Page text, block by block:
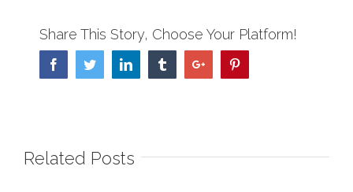
Share This Story, Choose Your Platform!
FacebookTwitterLinkedin TumblrGoogle+
Related Posts